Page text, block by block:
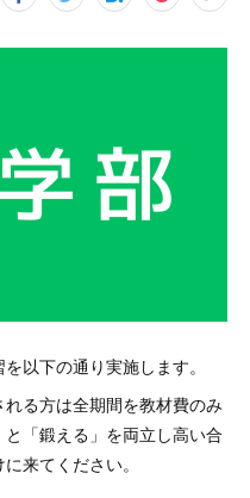
以下の通り実施します。
る方は全期間を教材費のみ
「鍛える」を両立し高い合
来てください。